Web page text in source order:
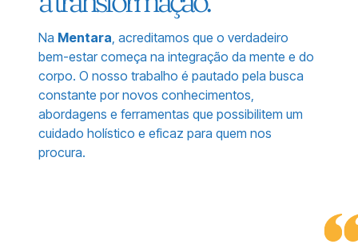
Na Mentara, acreditamos que o verdadeiro
bem-estar começa na integração da mente e do
corpo. O nosso trabalho é pautado pela busca
constante por novos conhecimentos,
abordagens e ferramentas que possibilitem um
cuidado holístico e eficaz para quem nos
procura.